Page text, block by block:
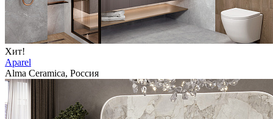
Хит!
Aparel
Alma Ceramica, Россия